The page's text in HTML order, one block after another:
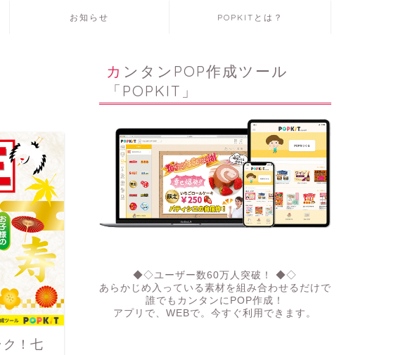
お知らせ POPKITとは？
ク！七
カンタンPOP作成ツール
「POPKIT」
◆◇ユーザー数60万人突破！ ◆◇
あらかじめ入っている素材を組み合わせるだけで
誰でもカンタンにPOP作成！
アプリで、WEBで。今すぐ利用できます。